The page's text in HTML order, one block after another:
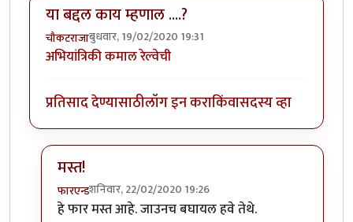
या बद्दल काय म्हणाल ....?
चौकटराजाबुधवार, 19/02/2020 19:31
अभियांत्रिकी कमाल रेल्वेची
प्रतिसाद देण्यासाठीलॉग इन कराकिंवासदस्य व्हा
मस्त!
फारएन्डशनिवार, 22/02/2020 19:26
In reply toया बद्दल काय म्हणाल ....?by
हे फार मस्त आहे. जाउनच बघायल हवे तेथे.